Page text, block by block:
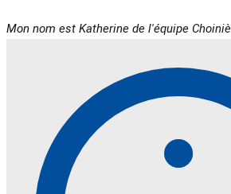
Mon nom est Katherine de l'équipe